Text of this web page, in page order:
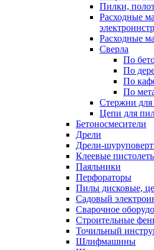
Пилки,
Расходные
Расходные
Сверла
По
По
По
По
Стержни для
Цепи для
Бетоносмесители
Дрели
Дрели-
Клеевые
Паяльники
Перфораторы
Пилы дисковые,
Садовый
Сварочное
Строительные
Точильный
Шлифмашины